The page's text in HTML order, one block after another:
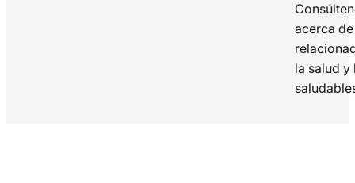
acerca
la salud y